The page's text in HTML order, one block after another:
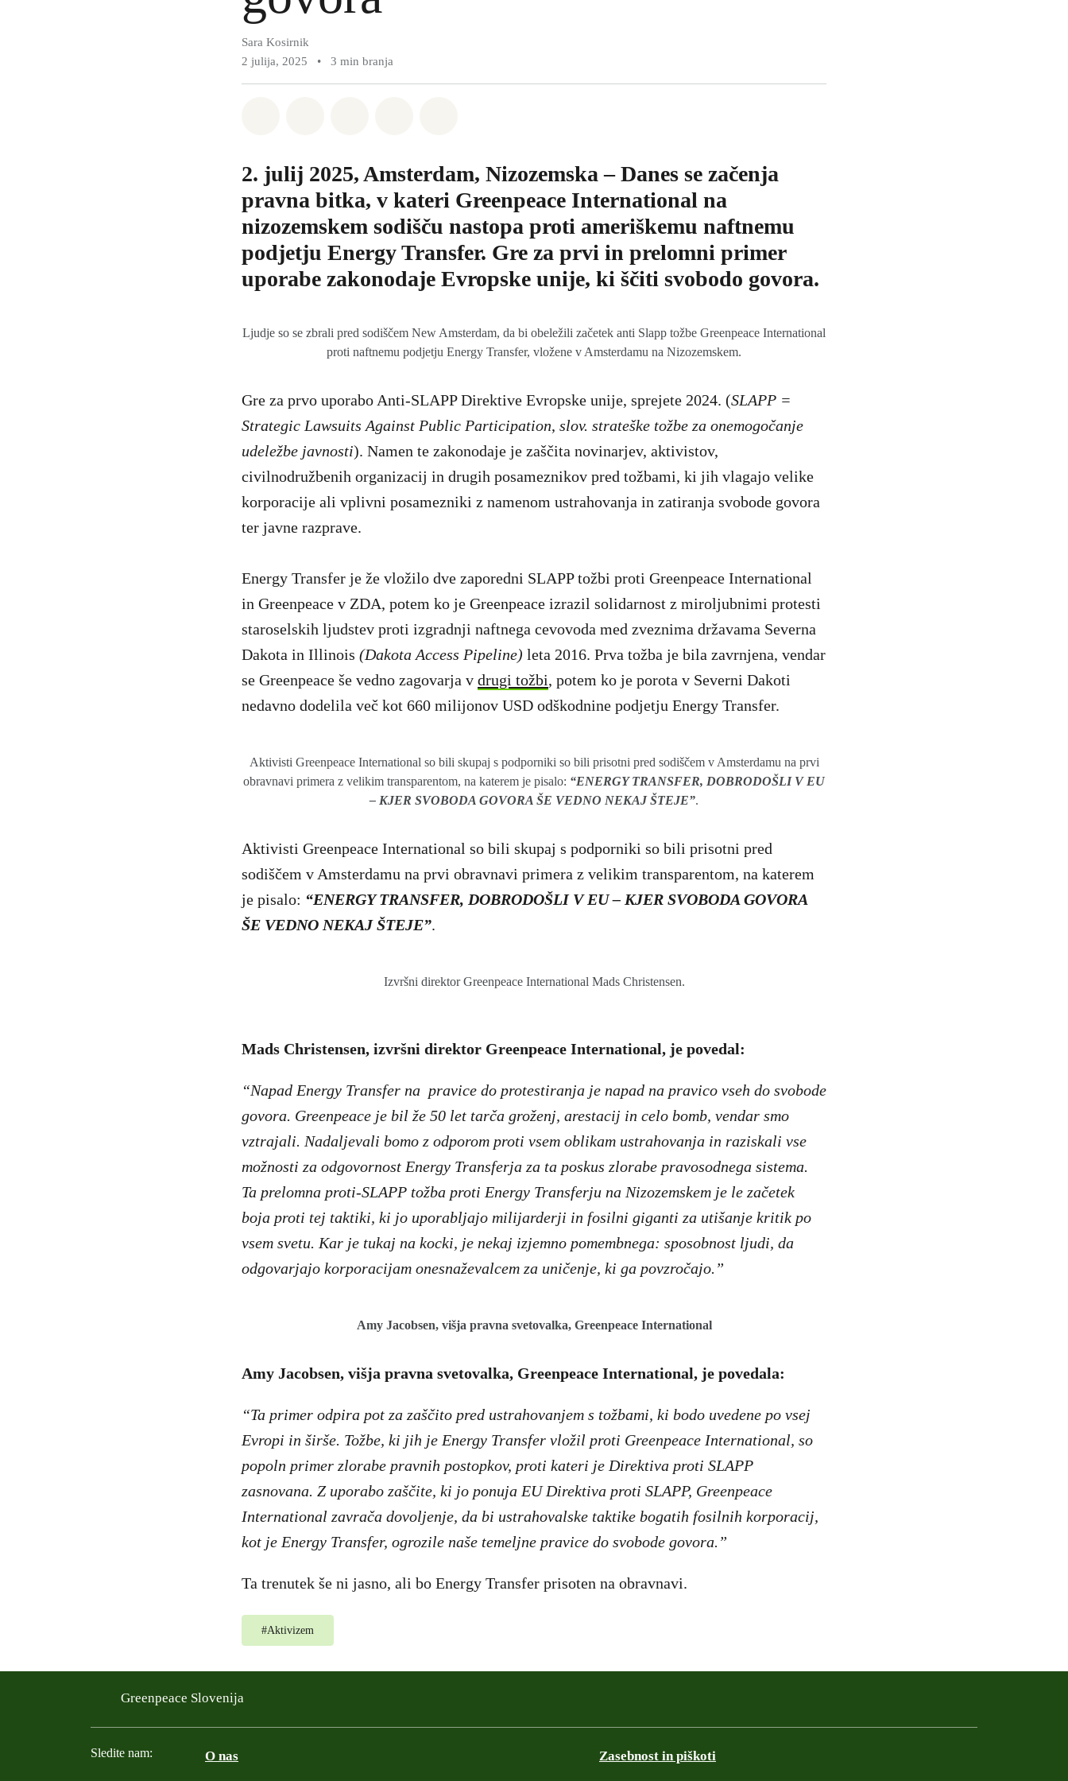
Sara Kosirnik
2 julija, 2025
• 3 min branja
2. julij 2025, Amsterdam, Nizozemska – Danes se začenja
pravna bitka, v kateri Greenpeace International na
nizozemskem sodišču nastopa proti ameriškemu naftnemu
podjetju Energy Transfer. Gre za prvi in prelomni primer
uporabe zakonodaje Evropske unije, ki ščiti svobodo govora.
Ljudje so se zbrali pred sodiščem New Amsterdam, da bi obeležili začetek anti Slapp tožbe Greenpeace International
proti naftnemu podjetju Energy Transfer, vložene v Amsterdamu na Nizozemskem.
Gre za prvo uporabo Anti-SLAPP Direktive Evropske unije, sprejete 2024. (SLAPP =
Strategic Lawsuits Against Public Participation, slov. strateške tožbe za onemogočanje
udeležbe javnosti). Namen te zakonodaje je zaščita novinarjev, aktivistov,
civilnodružbenih organizacij in drugih posameznikov pred tožbami, ki jih vlagajo velike
korporacije ali vplivni posamezniki z namenom ustrahovanja in zatiranja svobode govora
ter javne razprave.
Energy Transfer je že vložilo dve zaporedni SLAPP tožbi proti Greenpeace International
in Greenpeace v ZDA, potem ko je Greenpeace izrazil solidarnost z miroljubnimi protesti
staroselskih ljudstev proti izgradnji naftnega cevovoda med zveznima državama Severna
Dakota in Illinois (Dakota Access Pipeline) leta 2016. Prva tožba je bila zavrnjena, vendar
se Greenpeace še vedno zagovarja v drugi tožbi, potem ko je porota v Severni Dakoti
nedavno dodelila več kot 660 milijonov USD odškodnine podjetju Energy Transfer.
Aktivisti Greenpeace International so bili skupaj s podporniki so bili prisotni pred sodiščem v Amsterdamu na prvi
obravnavi primera z velikim transparentom, na katerem je pisalo: “ENERGY TRANSFER, DOBRODOŠLI V EU
– KJER SVOBODA GOVORA ŠE VEDNO NEKAJ ŠTEJE”.
Aktivisti Greenpeace International so bili skupaj s podporniki so bili prisotni pred
sodiščem v Amsterdamu na prvi obravnavi primera z velikim transparentom, na katerem
je pisalo: “ENERGY TRANSFER, DOBRODOŠLI V EU – KJER SVOBODA GOVORA
ŠE VEDNO NEKAJ ŠTEJE”.
Izvršni direktor Greenpeace International Mads Christensen.
Mads Christensen, izvršni direktor Greenpeace International, je povedal:
“Napad Energy Transfer na pravice do protestiranja je napad na pravico vseh do svobode
govora. Greenpeace je bil že 50 let tarča groženj, arestacij in celo bomb, vendar smo
vztrajali. Nadaljevali bomo z odporom proti vsem oblikam ustrahovanja in raziskali vse
možnosti za odgovornost Energy Transferja za ta poskus zlorabe pravosodnega sistema.
Ta prelomna proti-SLAPP tožba proti Energy Transferju na Nizozemskem je le začetek
boja proti tej taktiki, ki jo uporabljajo milijarderji in fosilni giganti za utišanje kritik po
vsem svetu. Kar je tukaj na kocki, je nekaj izjemno pomembnega: sposobnost ljudi, da
odgovarjajo korporacijam onesnaževalcem za uničenje, ki ga povzročajo.”
Amy Jacobsen, višja pravna svetovalka, Greenpeace International
Amy Jacobsen, višja pravna svetovalka, Greenpeace International, je povedala:
“Ta primer odpira pot za zaščito pred ustrahovanjem s tožbami, ki bodo uvedene po vsej
Evropi in širše. Tožbe, ki jih je Energy Transfer vložil proti Greenpeace International, so
popoln primer zlorabe pravnih postopkov, proti kateri je Direktiva proti SLAPP
zasnovana. Z uporabo zaščite, ki jo ponuja EU Direktiva proti SLAPP, Greenpeace
International zavrača dovoljenje, da bi ustrahovalske taktike bogatih fosilnih korporacij,
kot je Energy Transfer, ogrozile naše temeljne pravice do svobode govora.”
Ta trenutek še ni jasno, ali bo Energy Transfer prisoten na obravnavi.
#Aktivizem
Greenpeace Slovenija
Sledite nam: O nas Zasebnost in piškoti